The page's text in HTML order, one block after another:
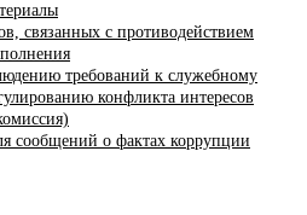
связанных с противодействием
требований к служебному
конфликта интересов
сообщений о фактах коррупции